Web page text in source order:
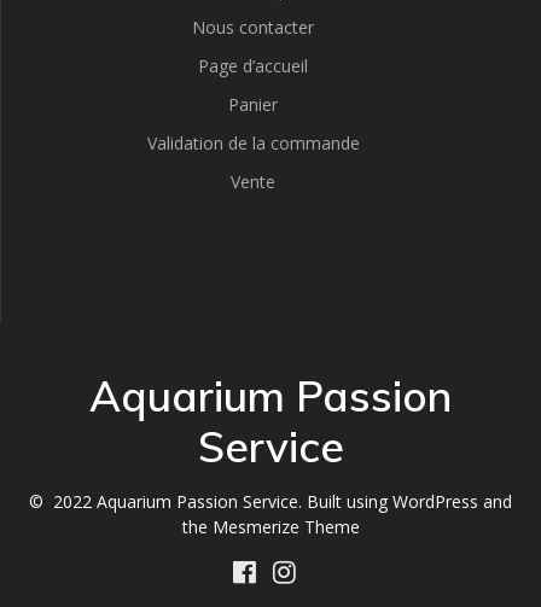
Nous contacter
Page d’accueil
Panier
Validation de la commande
Vente
Aquarium Passion
Service
© 2022 Aquarium Passion Service. Built using WordPress and
the Mesmerize Theme